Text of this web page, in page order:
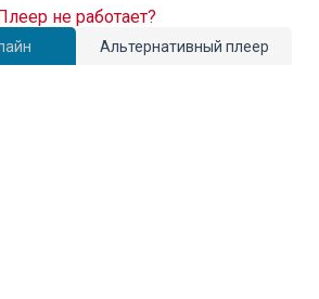
Альтернативный плеер
не работает?